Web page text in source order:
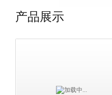
产品展示